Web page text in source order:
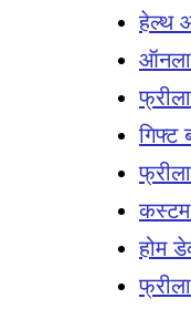
हेल्थ
होम